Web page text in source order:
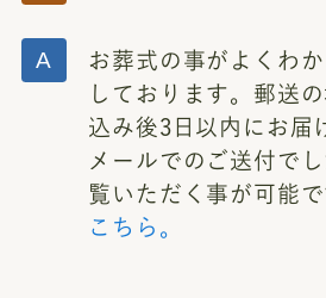
お葬式の事がよくわ
しております。郵送
込み後3日以内にお届
メールでのご送付で
覧いただく事が可能で
こちら。